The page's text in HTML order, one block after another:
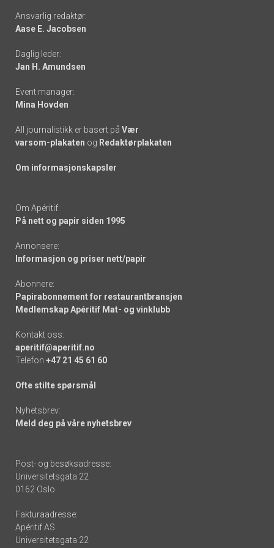
Footer
-
links
Ansvarlig redaktør:
Aase E. Jacobsen
Daglig leder:
Jan H. Amundsen
Event manager:
Mina Hovden
All journalistikk er basert på Vær
varsom-plakaten og Redaktørplakaten
Om informasjonskapsler
Om Apéritif:
På nett og papir siden 1995
Annonsere:
Informasjon og priser nett/papir
Abonnere:
Papirabonnement for restaurantbransjen
Medlemskap Apéritif Mat- og vinklubb
Kontakt oss:
aperitif@aperitif.no
Telefon +47 21 45 61 60
Ofte stilte spørsmål
Nyhetsbrev:
Meld deg på våre nyhetsbrev
Post- og besøksadresse:
Universitetsgata 22
0162 Oslo
Fakturaadresse:
Apéritif AS
Universitetsgata 22